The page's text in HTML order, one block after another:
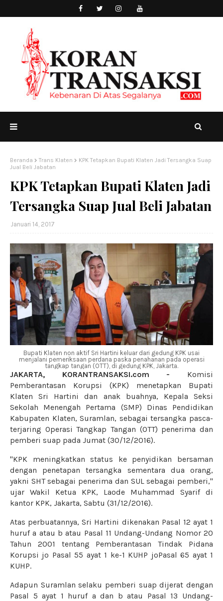
Beranda Trans Klaten
KPK Tetapkan Bupati Klaten Jadi Tersangka Suap
Jual Beli Jabatan
KPK Tetapkan Bupati Klaten Jadi
Tersangka Suap Jual Beli Jabatan
Januari 14, 2017
Bupati Klaten non aktif Sri Hartini keluar dari gedung KPK usai
menjalani pemeriksaan perdana paska penahanan pada operasi
tangkap tangan (OTT), di gedung KPK, Jakarta.
JAKARTA, KORANTRANSAKSI.com - Komisi
Pemberantasan Korupsi (KPK) menetapkan Bupati
Klaten Sri Hartini dan anak buahnya, Kepala Seksi
Sekolah Menengah Pertama (SMP) Dinas Pendidikan
Kabupaten Klaten, Suramlan, sebagai tersangka pasca-
terjaring Operasi Tangkap Tangan (OTT) penerima dan
pemberi suap pada Jumat (30/12/2016).
"KPK meningkatkan status ke penyidikan bersaman
dengan penetapan tersangka sementara dua orang,
yakni SHT sebagai penerima dan SUL sebagai pemberi,"
ujar Wakil Ketua KPK, Laode Muhammad Syarif di
kantor KPK, Jakarta, Sabtu (31/12/2016).
Atas perbuatannya, Sri Hartini dikenakan Pasal 12 ayat 1
huruf a atau b atau Pasal 11 Undang-Undang Nomor 20
Tahun 2001 tentang Pemberantasan Tindak Pidana
Korupsi jo Pasal 55 ayat 1 ke-1 KUHP joPasal 65 ayat 1
KUHP.
Adapun Suramlan selaku pemberi suap dijerat dengan
Pasal 5 ayat 1 huruf a dan b atau Pasal 13 Undang-